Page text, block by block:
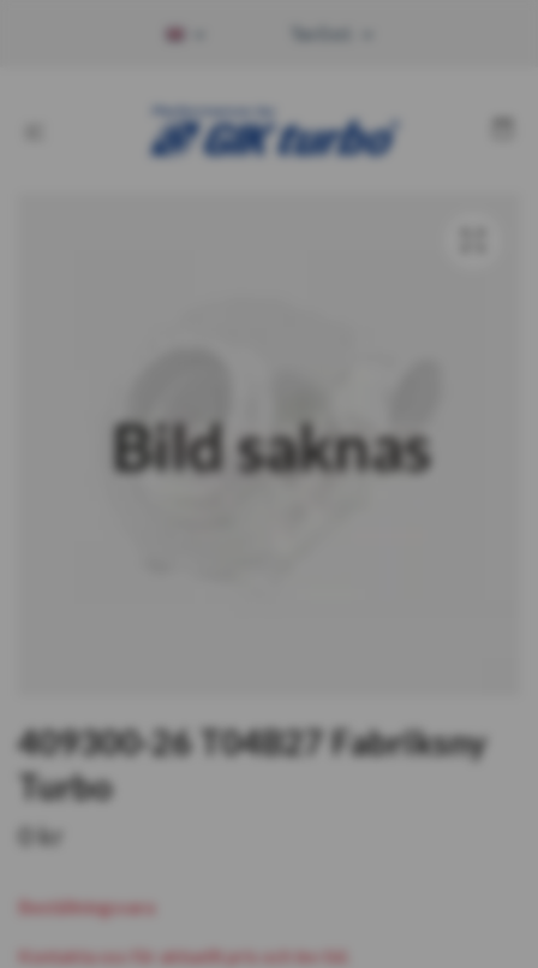
409300-26 T04B27 Fabriksny
Turbo
0 kr
Beställningsvara
Kontakta oss för aktuellt pris och lev tid.